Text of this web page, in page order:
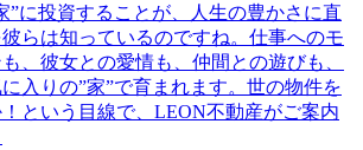
”に投資することが、人生の豊かさに直
らは知っているのですね。仕事へのモ
、彼女との愛情も、仲間との遊びも、
入りの”家”で育まれます。世の物件を
という目線で、LEON不動産がご案内